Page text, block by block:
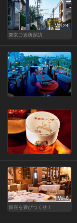
Vol.24
東京ご近所探訪
Vol.8
銀座を遊びつくせ！